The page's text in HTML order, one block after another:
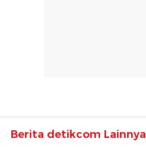
Berita detikcom Lainnya